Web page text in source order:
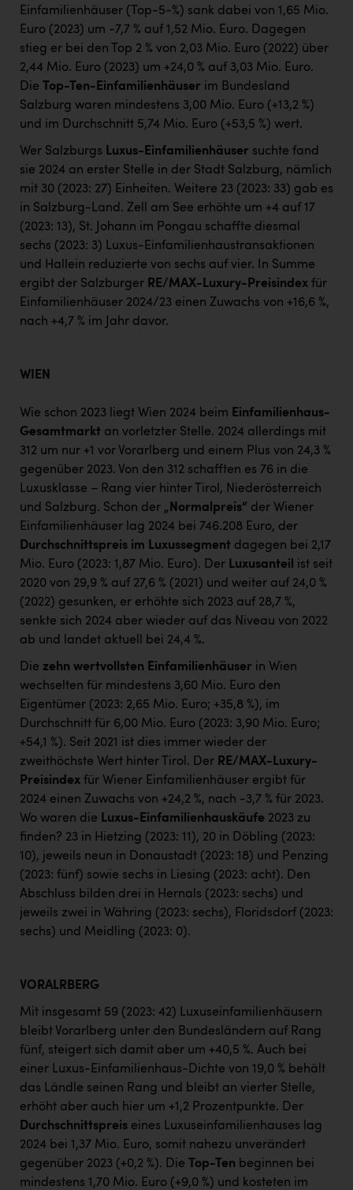
Einfamilienhäuser (Top-5-%) sank dabei von 1,65 Mio.
Euro (2023) um -7,7 % auf 1,52 Mio. Euro. Dagegen
stieg er bei den Top 2 % von 2,03 Mio. Euro (2022) über
2,44 Mio. Euro (2023) um +24,0 % auf 3,03 Mio. Euro.
Die Top-Ten-Einfamilienhäuser im Bundesland
Salzburg waren mindestens 3,00 Mio. Euro (+13,2 %)
und im Durchschnitt 5,74 Mio. Euro (+53,5 %) wert.
Wer Salzburgs Luxus-Einfamilienhäuser suchte fand
sie 2024 an erster Stelle in der Stadt Salzburg, nämlich
mit 30 (2023: 27) Einheiten. Weitere 23 (2023: 33) gab es
in Salzburg-Land. Zell am See erhöhte um +4 auf 17
(2023: 13), St. Johann im Pongau schaffte diesmal
sechs (2023: 3) Luxus-Einfamilienhaustransaktionen
und Hallein reduzierte von sechs auf vier. In Summe
ergibt der Salzburger RE/MAX-Luxury-Preisindex für
Einfamilienhäuser 2024/23 einen Zuwachs von +16,6 %,
nach +4,7 % im Jahr davor.
WIEN
Wie schon 2023 liegt Wien 2024 beim Einfamilienhaus-
Gesamtmarkt an vorletzter Stelle. 2024 allerdings mit
312 um nur +1 vor Vorarlberg und einem Plus von 24,3 %
gegenüber 2023. Von den 312 schafften es 76 in die
Luxusklasse – Rang vier hinter Tirol, Niederösterreich
und Salzburg. Schon der „Normalpreis“ der Wiener
Einfamilienhäuser lag 2024 bei 746.208 Euro, der
Durchschnittspreis im Luxussegment dagegen bei 2,17
Mio. Euro (2023: 1,87 Mio. Euro). Der Luxusanteil
ist seit
2020 von 29,9 % auf 27,6 % (2021) und weiter auf 24,0 %
(2022) gesunken, er erhöhte sich 2023 auf 28,7 %,
senkte sich 2024 aber wieder auf das Niveau von 2022
ab und landet aktuell bei 24,4 %.
Die zehn wertvollsten Einfamilienhäuser in Wien
wechselten für mindestens 3,60 Mio. Euro den
Eigentümer (2023: 2,65 Mio. Euro; +35,8 %), im
Durchschnitt für 6,00 Mio. Euro (2023: 3,90 Mio. Euro;
+54,1 %). Seit 2021 ist dies immer wieder der
zweithöchste Wert hinter Tirol. Der RE/MAX-Luxury-
Preisindex für Wiener Einfamilienhäuser ergibt für
2024 einen Zuwachs von +24,2 %, nach -3,7 % für 2023.
Wo waren die Luxus-Einfamilienhauskäufe 2023 zu
finden? 23 in Hietzing (2023: 11), 20 in Döbling (2023:
10), jeweils neun in Donaustadt (2023: 18) und Penzing
(2023: fünf) sowie sechs in Liesing (2023: acht). Den
Abschluss bilden drei in Hernals (2023: sechs) und
jeweils zwei in Währing (2023: sechs), Floridsdorf (2023:
sechs) und Meidling (2023: 0).
VORALRBERG
Mit insgesamt 59 (2023: 42) Luxuseinfamilienhäusern
bleibt Vorarlberg unter den Bundesländern auf Rang
fünf, steigert sich damit aber um +40,5 %. Auch bei
einer Luxus-Einfamilienhaus-Dichte von 19,0 % behält
das Ländle seinen Rang und bleibt an vierter Stelle,
erhöht aber auch hier um +1,2 Prozentpunkte. Der
Durchschnittspreis eines Luxuseinfamilienhauses lag
2024 bei 1,37 Mio. Euro, somit nahezu unverändert
gegenüber 2023 (+0,2 %). Die Top-Ten beginnen bei
mindestens 1,70 Mio. Euro (+9,0 %) und kosteten im